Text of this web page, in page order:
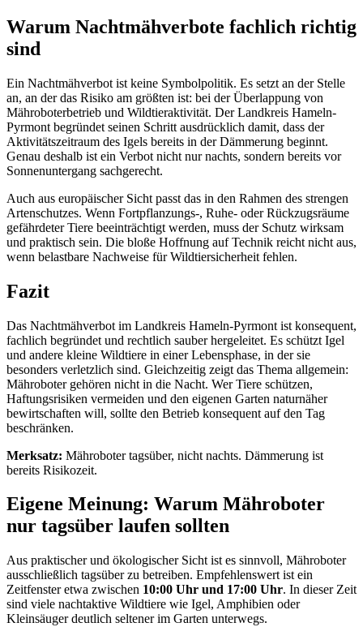
Warum Nachtmähverbote fachlich richtig
sind
Ein Nachtmähverbot ist keine Symbolpolitik. Es setzt an der Stelle
an, an der das Risiko am größten ist: bei der Überlappung von
Mähroboterbetrieb und Wildtieraktivität. Der Landkreis Hameln-
Pyrmont begründet seinen Schritt ausdrücklich damit, dass der
Aktivitätszeitraum des Igels bereits in der Dämmerung beginnt.
Genau deshalb ist ein Verbot nicht nur nachts, sondern bereits vor
Sonnenuntergang sachgerecht.
Auch aus europäischer Sicht passt das in den Rahmen des strengen
Artenschutzes. Wenn Fortpflanzungs-, Ruhe- oder Rückzugsräume
gefährdeter Tiere beeinträchtigt werden, muss der Schutz wirksam
und praktisch sein. Die bloße Hoffnung auf Technik reicht nicht aus,
wenn belastbare Nachweise für Wildtiersicherheit fehlen.
Fazit
Das Nachtmähverbot im Landkreis Hameln-Pyrmont ist konsequent,
fachlich begründet und rechtlich sauber hergeleitet. Es schützt Igel
und andere kleine Wildtiere in einer Lebensphase, in der sie
besonders verletzlich sind. Gleichzeitig zeigt das Thema allgemein:
Mähroboter gehören nicht in die Nacht. Wer Tiere schützen,
Haftungsrisiken vermeiden und den eigenen Garten naturnäher
bewirtschaften will, sollte den Betrieb konsequent auf den Tag
beschränken.
Merksatz: Mähroboter tagsüber, nicht nachts. Dämmerung ist
bereits Risikozeit.
Eigene Meinung: Warum Mähroboter
nur tagsüber laufen sollten
Aus praktischer und ökologischer Sicht ist es sinnvoll, Mähroboter
ausschließlich tagsüber zu betreiben. Empfehlenswert ist ein
Zeitfenster etwa zwischen 10:00 Uhr und 17:00 Uhr. In dieser Zeit
sind viele nachtaktive Wildtiere wie Igel, Amphibien oder
Kleinsäuger deutlich seltener im Garten unterwegs.